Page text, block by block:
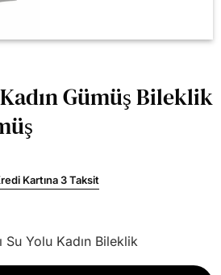
Gümüş Bileklik
Kartına 3 Taksit
Su Yolu Kadın Bileklik